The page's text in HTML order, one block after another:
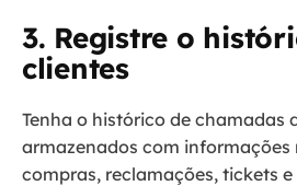
3. Registre o
clientes
Tenha o histórico de chamadas
armazenados com informações
compras, reclamações, tickets